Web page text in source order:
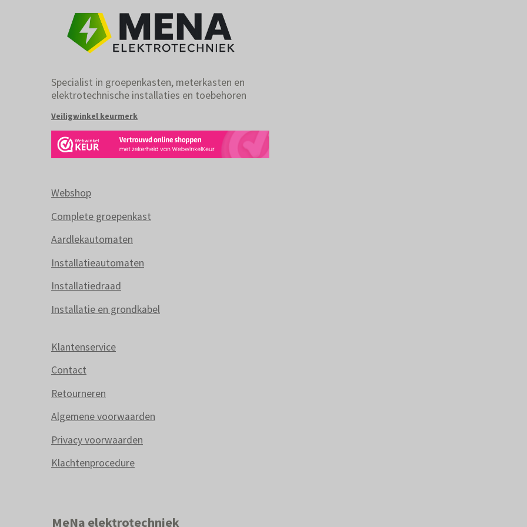
Specialist in groepenkasten, meterkasten en
elektrotechnische installaties en toebehoren
Veiligwinkel keurmerk
Webshop
Complete groepenkast
Aardlekautomaten
Installatieautomaten
Installatiedraad
Installatie en grondkabel
Klantenservice
Contact
Retourneren
Algemene voorwaarden
Privacy voorwaarden
Klachtenprocedure
MeNa elektrotechniek